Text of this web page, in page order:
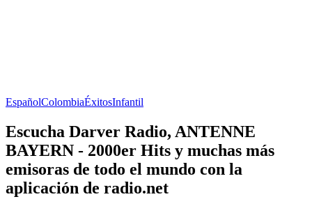
EspañolColombiaÉxitosInfantil
Escucha Darver Radio, ANTENNE
BAYERN - 2000er Hits y muchas más
emisoras de todo el mundo con la
aplicación de radio.net